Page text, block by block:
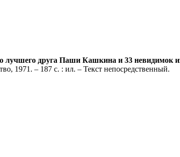
друга Паши Кашкина и 33 невидимок
1971. – 187 с. : ил. – Текст непосредственный.